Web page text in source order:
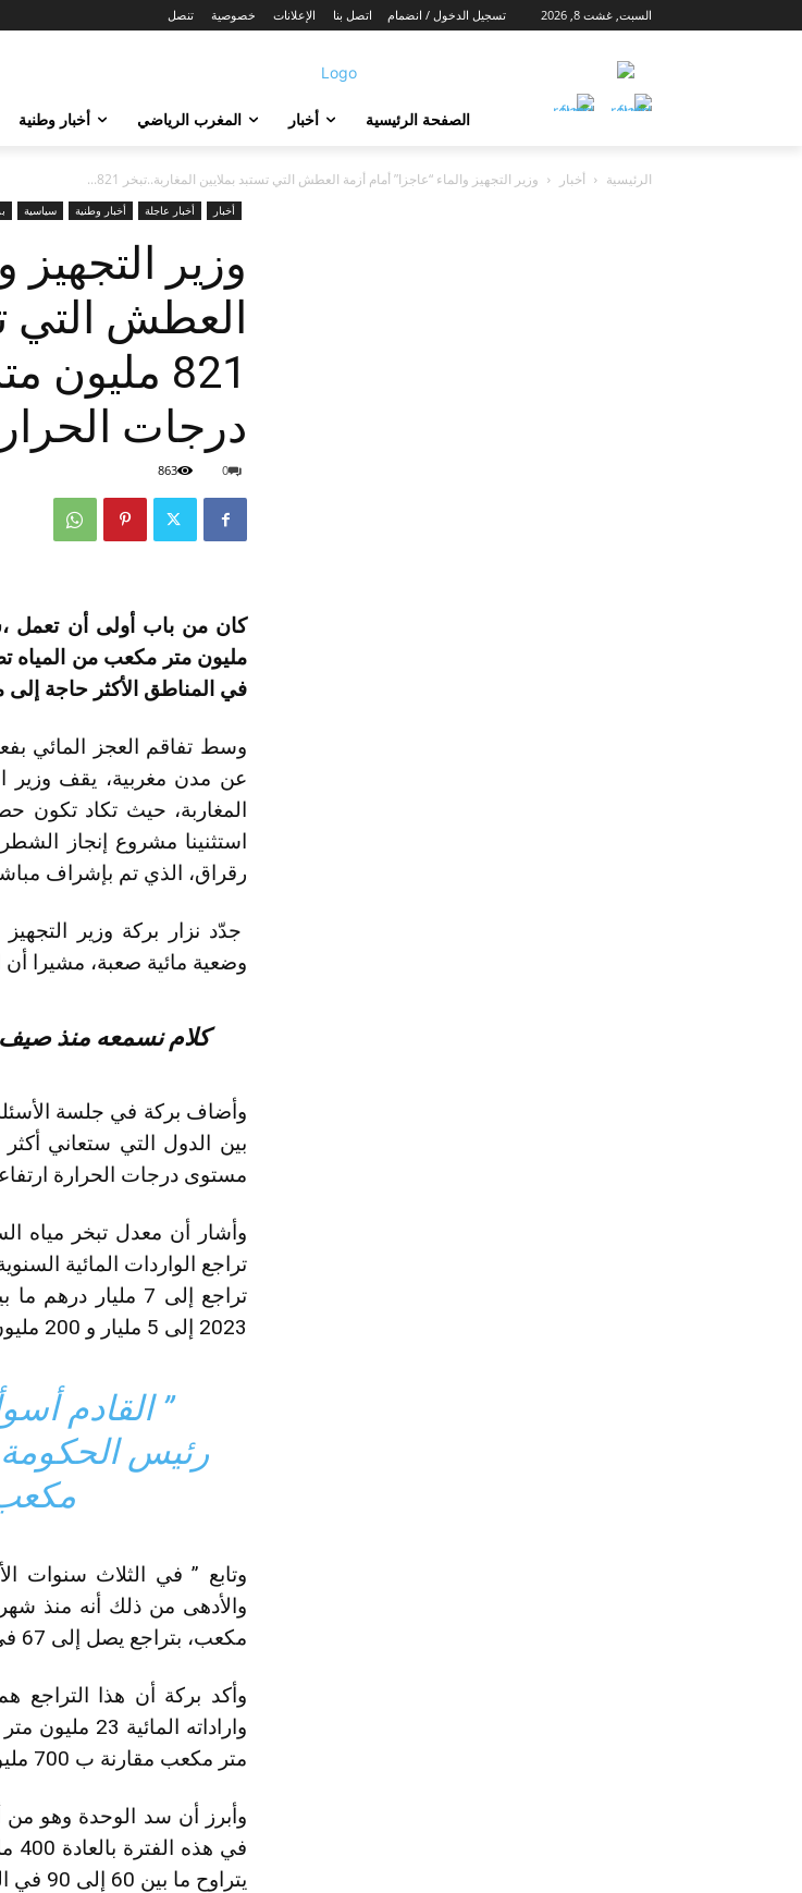
السبت, غشت 8, 2026 تسجيل الدخول / انضمام تنصل خصوصية الإعلانات اتصل بنا
الصفحة الرئيسية أخبار المغرب الرياضي أخبار وطنية
الرئيسية أخبار وزير التجهيز والماء “عاجزا” أمام أزمة العطش التي تستبد بملايين المغاربة..تبخر 821...
أخبار أخبار عاجلة أخبار وطنية سياسية
وزير التجهيز
العطش التي
821
درجات
0
863
مليون متر مكعب من المياه
في المناطق الأكثر حاجة إلى
وسط تفاقم العجز المائي
عن مدن مغربية، يقف وزير
المغاربة، حيث تكاد تكون
استثنينا مشروع إنجاز
رقراق، الذي تم بإشراف
جدّد نزار بركة وزير
وضعية مائية صعبة، مشيرا أن
كلام نسمعه منذ صيف
وأضاف بركة في جلسة
بين الدول التي ستعاني
مستوى درجات الحرارة
2023 إلى 5 مليار و 200 مليون متر مكعب.
” القادم
مكعب، بتراجع يصل إلى 67 في المائة”.
وأكد بركة أن هذا التراجع
متر مكعب مقارنة ب 700 مليون متر مكعب التي كانت في الماضي.
وأبرز أن سد الوحدة وهو من
يتراوح ما بين 60 إلى 90 في المائة.